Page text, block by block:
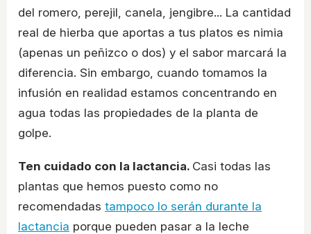
del romero, perejil, canela, jengibre... La cantidad
real de hierba que aportas a tus platos es nimia
(apenas un peñizco o dos) y el sabor marcará la
diferencia. Sin embargo, cuando tomamos la
infusión en realidad estamos concentrando en
agua todas las propiedades de la planta de
golpe.
Ten cuidado con la lactancia. Casi todas las
plantas que hemos puesto como no
recomendadas tampoco lo serán durante la
lactancia porque pueden pasar a la leche